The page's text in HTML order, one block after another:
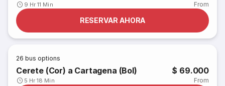
9 Hr 11 Min From
RESERVAR AHORA
26 bus options
Cerete (Cor) a Cartagena (Bol)
5 Hr 18 Min
$ 69.000
From